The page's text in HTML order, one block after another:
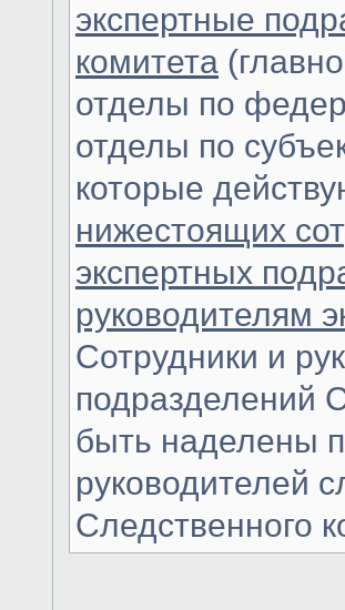
экспертные
комитета
отделы по
отделы по
которые
нижестоящих
экспертных
руководителям
Сотрудники и
подразделений
быть наделены
руководителей
Следственного